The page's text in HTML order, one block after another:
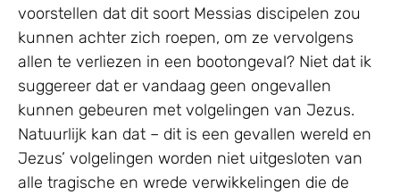
voorstellen dat dit soort Messias discipelen zou
kunnen achter zich roepen, om ze vervolgens
allen te verliezen in een bootongeval? Niet dat ik
suggereer dat er vandaag geen ongevallen
kunnen gebeuren met volgelingen van Jezus.
Natuurlijk kan dat – dit is een gevallen wereld en
Jezus’ volgelingen worden niet uitgesloten van
alle tragische en wrede verwikkelingen die de